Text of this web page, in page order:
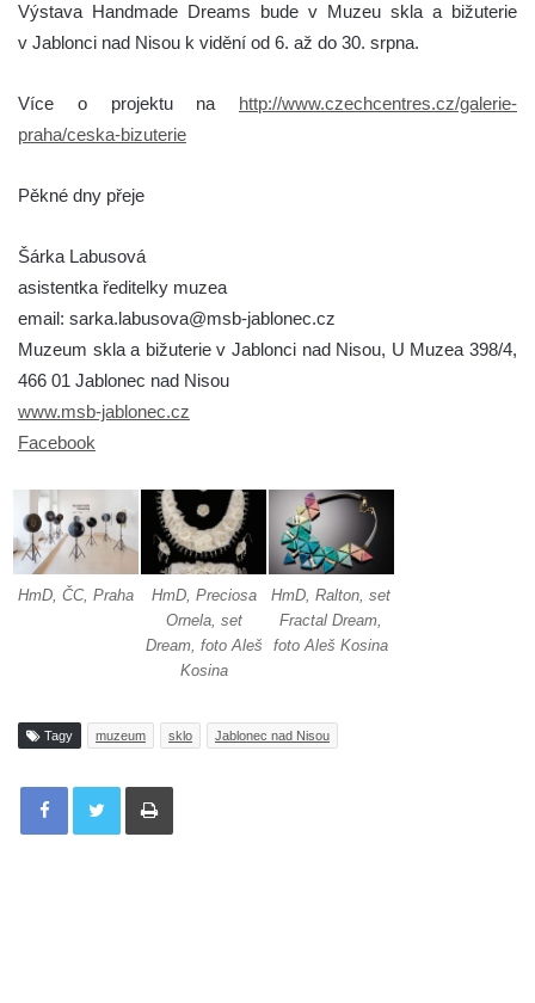
Výstava Handmade Dreams bude v Muzeu skla a bižuterie
v Jablonci nad Nisou k vidění od 6. až do 30. srpna.
Více o projektu na http://www.czechcentres.cz/galerie-
praha/ceska-bizuterie
Pěkné dny přeje
Šárka Labusová
asistentka ředitelky muzea
email: sarka.labusova@msb-jablonec.cz
Muzeum skla a bižuterie v Jablonci nad Nisou, U Muzea 398/4,
466 01 Jablonec nad Nisou
www.msb-jablonec.cz
Facebook
HmD, ČC, Praha
HmD, Preciosa
Ornela, set
Dream, foto Aleš
Kosina
HmD, Ralton, set
Fractal Dream,
foto Aleš Kosina
Tagy muzeum sklo Jablonec nad Nisou
Tisknout